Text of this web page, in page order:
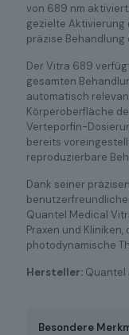
von 689 nm
gezielte
präzise
Der Vitra 689
gesamten
automatisch
Körperoberfläche
Verteporfin-
bereits
reproduzierbare
Dank seiner
Quantel Medical
Praxen und
photodynamische
Hersteller: Quantel
Besondere